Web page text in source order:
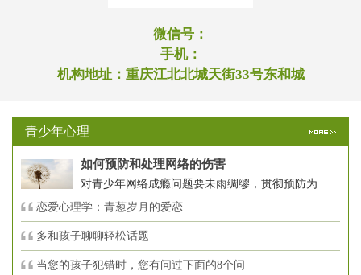
微信号：
手机：
机构地址： 重庆江北北城天街33号东和城
青少年心理
如何预防和处理网络的伤害
对青少年网络成瘾问题要未雨绸缪，贯彻预防为
恋爱心理学：青葱岁月的爱恋
多和孩子聊聊轻松话题
当您的孩子犯错时，您有问过下面的8个问